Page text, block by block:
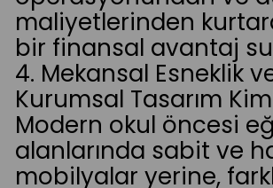
maliyetlerinden
bir finansal avantaj
4. Mekansal Esneklik
Kurumsal Tasarım
Modern okul öncesi
alanlarında sabit ve
mobilyalar yerine,